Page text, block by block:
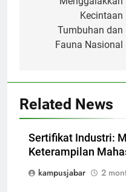
Kecintaan
Tumbuhan dan
Fauna Nasional
Related News
Sertifikat Industri:
Keterampilan
kampusjabar
2